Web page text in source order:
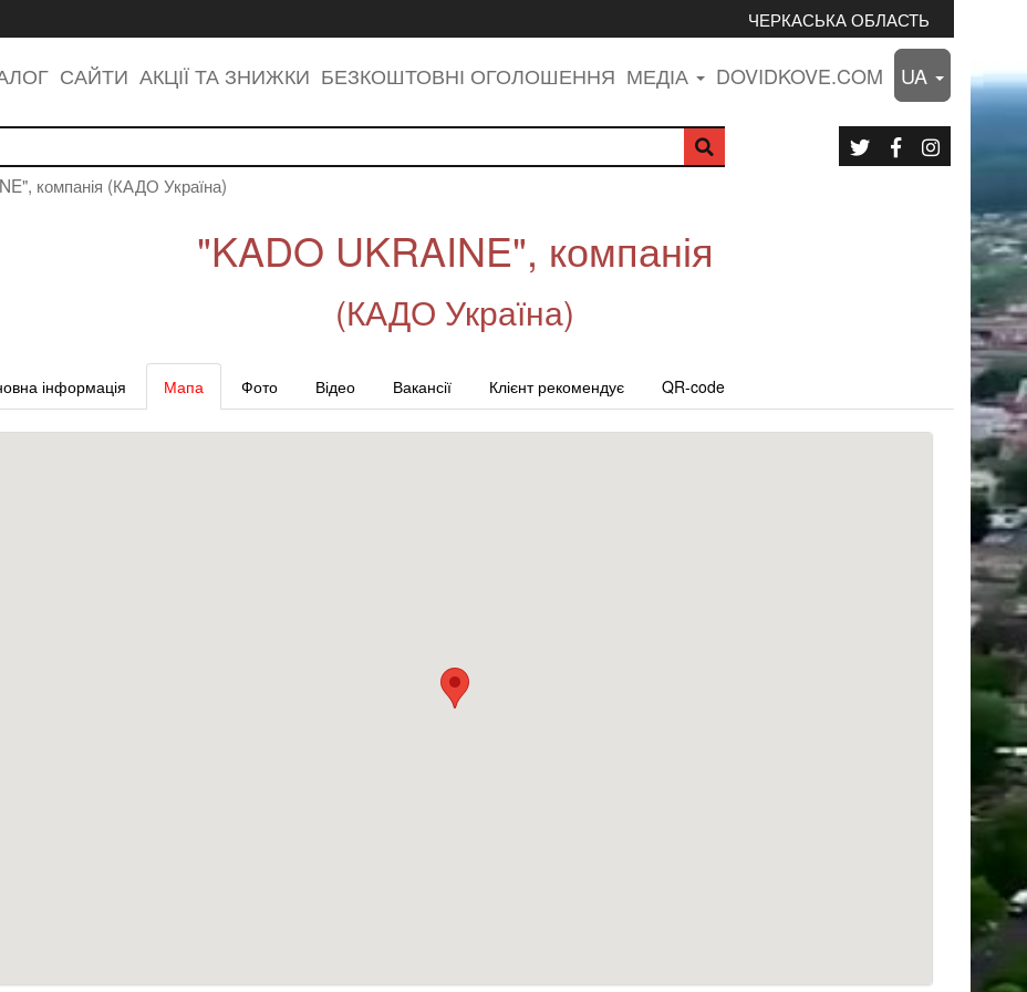
ЧЕРКАСЬКА ОБЛАСТЬ
САЙТИ АКЦІЇ ТА ЗНИЖКИ БЕЗКОШТОВНІ ОГОЛОШЕННЯ МЕДІА DOVIDKOVE.COM UA
компанія (КАДО Україна)
"KADO UKRAINE", компанія
(КАДО Україна)
інформація Мапа Фото Відео Вакансії Клієнт рекомендує QR-code